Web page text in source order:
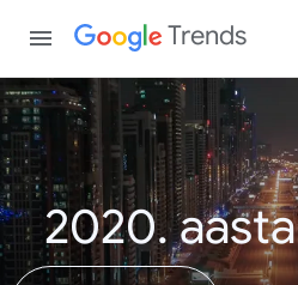
Trends
2020.